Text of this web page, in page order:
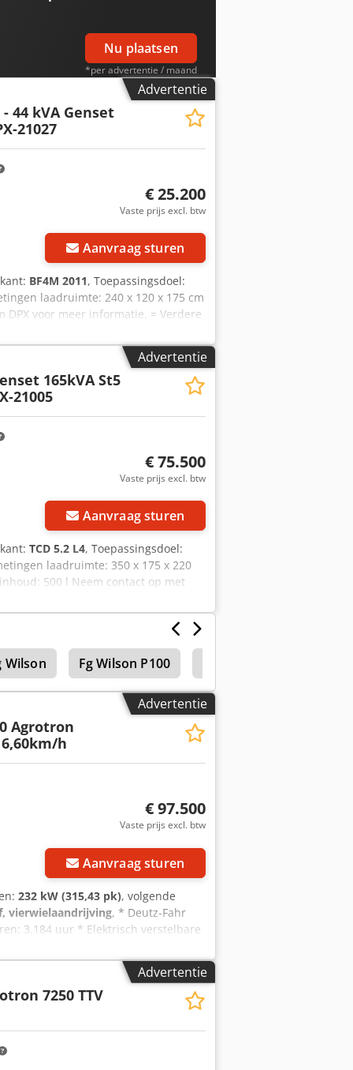
Nu plaatsen
*per advertentie / maand
Advertentie
- 44 kVA Genset
21027
€ 25.200
Vaste prijs excl. btw
Aanvraag sturen
BF4M 2011, Toepassingsdoel:
laadruimte: 240 x 120 x 175 cm
DPX voor meer informatie. = Verdere
Codpsznrz Hjfx Al Tsrf
Advertentie
Vraag meer foto's aan
165kVA St5
21005
€ 75.500
Vaste prijs excl. btw
Aanvraag sturen
TCD 5.2 L4, Toepassingsdoel:
laadruimte: 350 x 175 x 220
500 l Neem contact op met
Crjdpfxoznrztj Al Tjf -
Wilson Fg Wilson P100
Advertentie
Agrotron
h
€ 97.500
Vaste prijs excl. btw
Aanvraag sturen
232 kW (315,43 pk), volgende
vierwielaandrijving, * Deutz-Fahr
3.184 uur * Elektrisch verstelbare
* Topsnelheid: 60 km/u *
Bovenste trekhaak, CAT III, voor
voor voorop
Sensing met 210 l/min * Extra
aansluitingen * Geveerde
scherm met kleurencamera Crodsvht
Fouten en tussenverkoop
over het voertuig of wilt u meer
Advertentie
7250 TTV